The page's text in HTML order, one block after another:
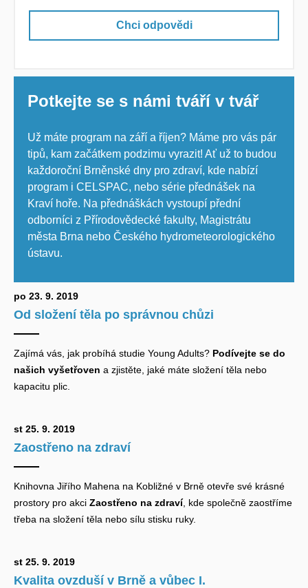
Chci odpovědi
Potkejte se s námi tváří v tvář
Už máte program na září a říjen? Máme pro vás pár
tipů, kam začátkem podzimu vyrazit! Ať už to budou
každoroční Brněnské dny pro zdraví, kde nabízí
program i CELSPAC, nebo série přednášek na
Kraví hoře. Na přednáškách vystoupí přední
odborníci z Přírodovědecké fakulty, Magistrátu
města Brna nebo Českého hydrometeorologického
ústavu.
po 23. 9. 2019
Od složení těla po správnou chůzi
Zajímá vás, jak probíhá studie Young Adults? Podívejte se do
našich vyšetřoven a zjistěte, jaké máte složení těla nebo
kapacitu plic.
st 25. 9. 2019
Zaostřeno na zdraví
Knihovna Jiřího Mahena na Kobližné v Brně otevře své krásné
prostory pro akci Zaostřeno na zdraví, kde společně zaostříme
třeba na složení těla nebo sílu stisku ruky.
st 25. 9. 2019
Kvalita ovzduší v Brně a vůbec I.